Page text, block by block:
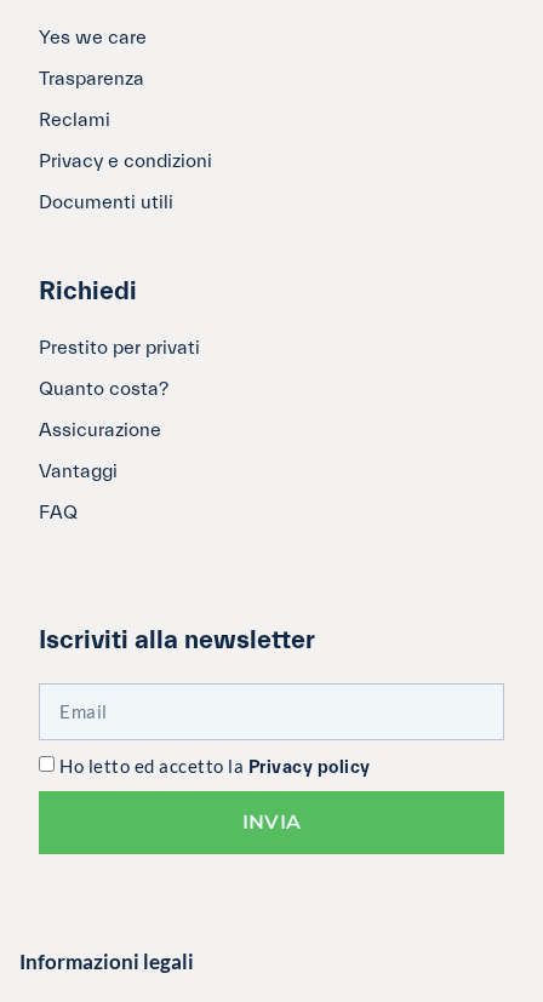
Yes we care
Trasparenza
Reclami
Privacy e condizioni
Documenti utili
Richiedi
Prestito per privati
Quanto costa?
Assicurazione
Vantaggi
FAQ
Iscriviti alla newsletter
Ho letto ed accetto la Privacy policy
INVIA
Informazioni legali